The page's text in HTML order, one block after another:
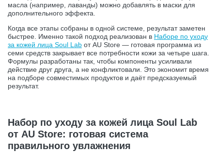
масла (например, лаванды) можно добавлять в маски для
дополнительного эффекта.
Когда все этапы собраны в одной системе, результат заметен
быстрее. Именно такой подход реализован в Наборе по уходу
за кожей лица Soul Lab от AU Store — готовая программа из
семи средств закрывает все потребности кожи за четыре шага.
Формулы разработаны так, чтобы компоненты усиливали
действие друг друга, а не конфликтовали. Это экономит время
на подборе совместимых продуктов и даёт предсказуемый
результат.
Набор по уходу за кожей лица Soul Lab
от AU Store: готовая система
правильного увлажнения